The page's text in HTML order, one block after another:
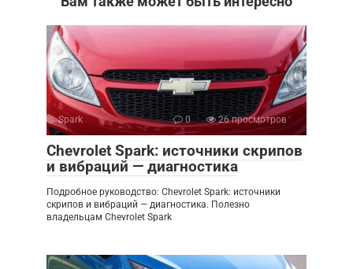
Spark 0 26 просмотров
Chevrolet Spark: источники скрипов
и вибраций — диагностика
Подробное руководство: Chevrolet Spark: источники
скрипов и вибраций — диагностика. Полезно
владельцам Chevrolet Spark